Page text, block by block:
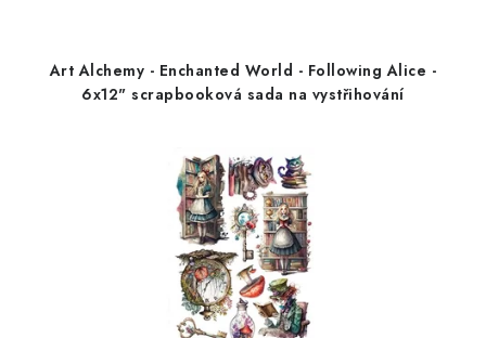
Art Alchemy - Enchanted World - Following Alice -
6x12" scrapbooková sada na vystřihování